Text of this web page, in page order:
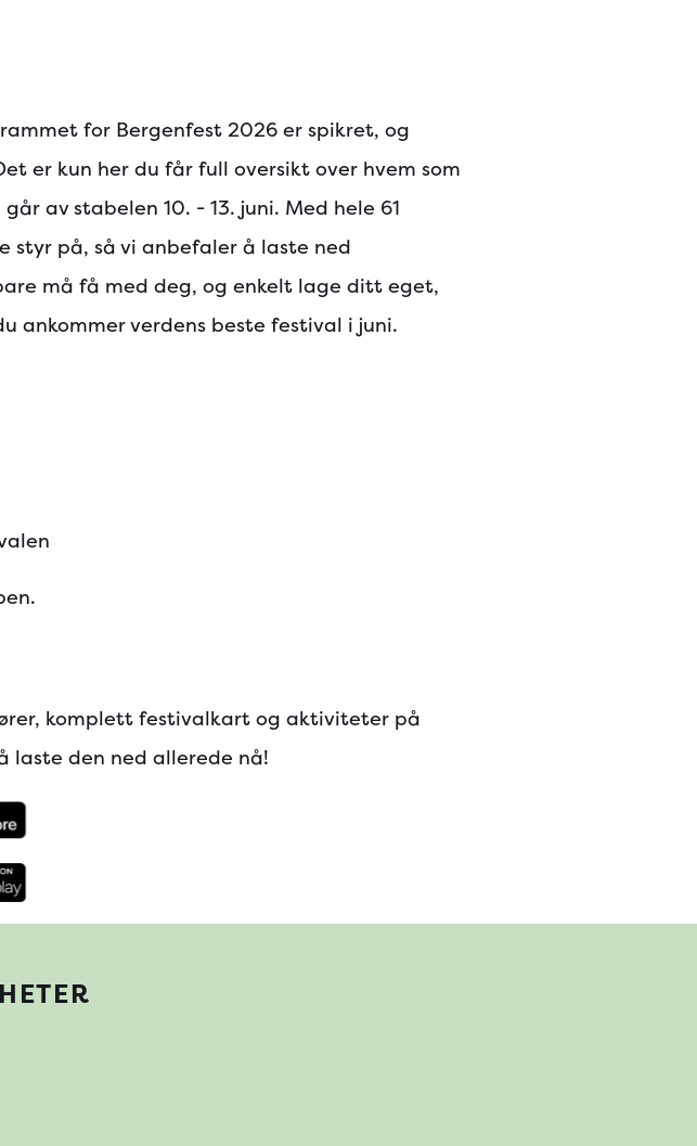
for Bergenfest 2026 er spikret, og
er kun her du får full oversikt over hvem som
av stabelen 10. - 13. juni. Med hele 61
på, så vi anbefaler å laste ned
må få med deg, og enkelt lage ditt eget,
ankommer verdens beste festival i juni.
komplett festivalkart og aktiviteter på
laste den ned allerede nå!